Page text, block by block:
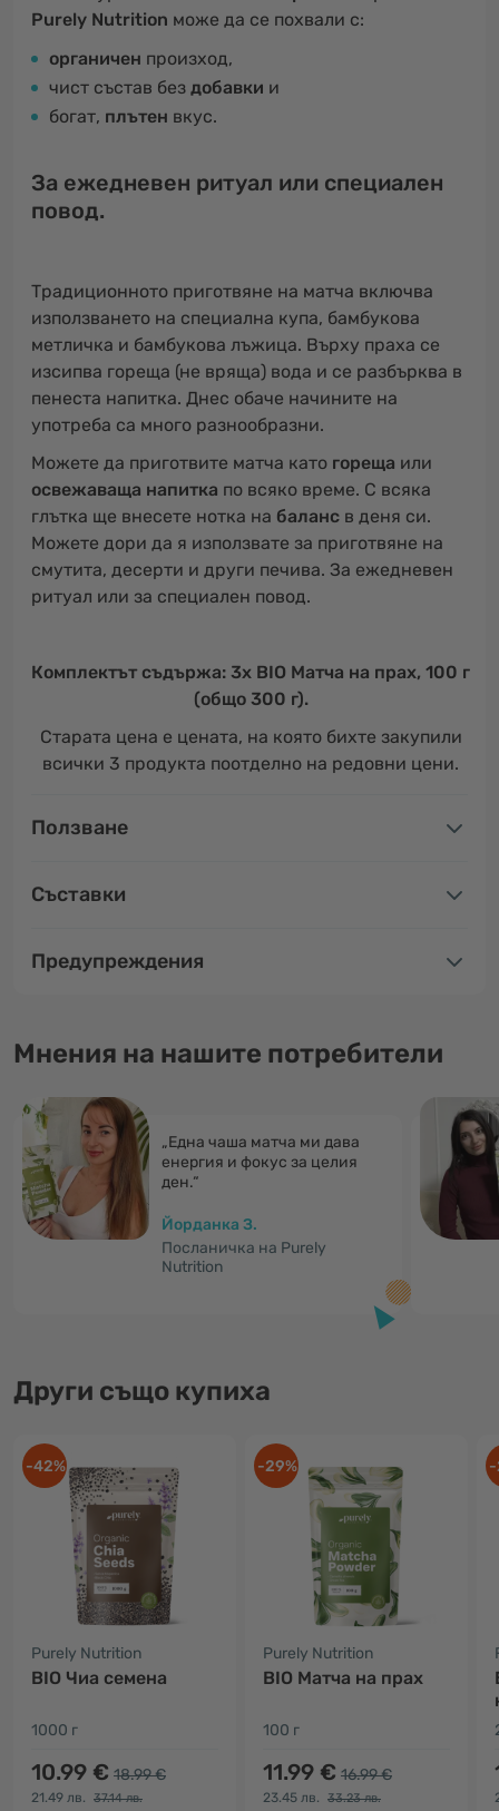
Purely Nutrition може да се похвали с:
органичен произход,
чист състав без добавки и
богат, плътен вкус.
За ежедневен ритуал или специален
повод.
Традиционното приготвяне на матча включва
използването на специална купа, бамбукова
метличка и бамбукова лъжица. Върху праха се
изсипва гореща (не вряща) вода и се разбърква в
пенеста напитка. Днес обаче начините на
употреба са много разнообразни.
Можете да приготвите матча като гореща или
освежаваща напитка по всяко време. С всяка
глътка ще внесете нотка на баланс в деня си.
Можете дори да я използвате за приготвяне на
смутита, десерти и други печива. За ежедневен
ритуал или за специален повод.
Комплектът съдържа: 3x BIO Матча на прах, 100 г
(общо 300 г).
Старата цена е цената, на която бихте закупили
всички 3 продукта поотделно на редовни цени.
Ползване
Съставки
Предупреждения
Мнения на нашите потребители
„Една чаша матча ми дава
енергия и фокус за целия
ден.“
Йорданка З.
Посланичка на Purely
Nutrition
Други също купиха
-42%
Purely Nutrition
BIO Чиа семена
1000 г
10.99 € 18.99 €
21.49 лв. 37.14 лв.
-29%
Purely Nutrition
BIO Матча на прах
100 г
11.99 € 16.99 €
23.45 лв. 33.23 лв.
-